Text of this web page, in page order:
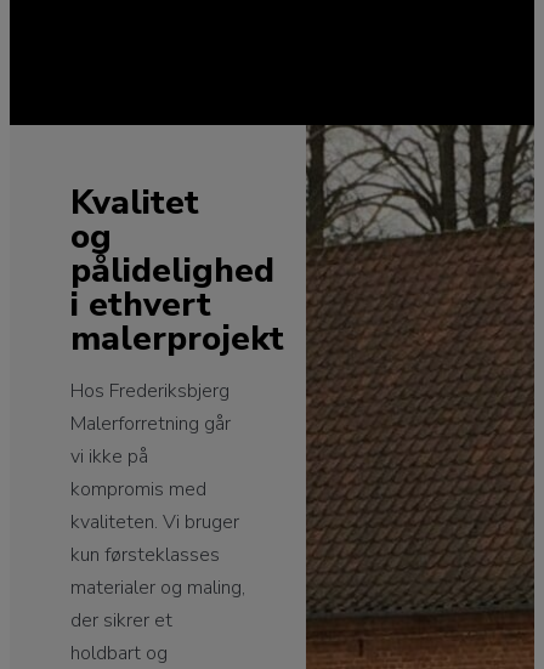
Kvalitet
og
pålidelighed
i ethvert
malerprojekt
Hos Frederiksbjerg
Malerforretning går
vi ikke på
kompromis med
kvaliteten. Vi bruger
kun førsteklasses
materialer og maling,
der sikrer et
holdbart og